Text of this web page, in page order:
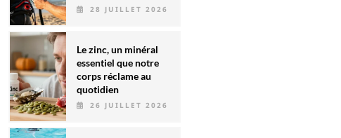
28 JUILLET 2026
Le zinc, un minéral
essentiel que notre
corps réclame au
quotidien
26 JUILLET 2026